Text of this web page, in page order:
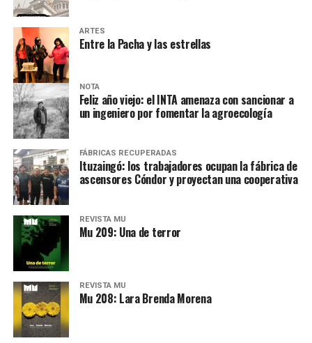
ARTES
Entre la Pacha y las estrellas
NOTA
Feliz año viejo: el INTA amenaza con sancionar a
un ingeniero por fomentar la agroecología
FÁBRICAS RECUPERADAS
Ituzaingó: los trabajadores ocupan la fábrica de
ascensores Cóndor y proyectan una cooperativa
REVISTA MU
Mu 209: Una de terror
REVISTA MU
Mu 208: Lara Brenda Morena